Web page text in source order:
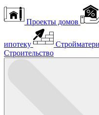
Проекты домов
ипотеку
Строительство